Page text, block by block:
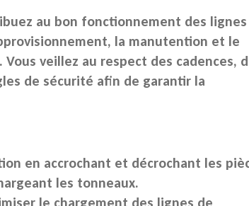
au bon fonctionnement des
la manutention et le
veillez au respect des cadences,
de sécurité afin de garantir la
en accrochant et décrochant les
les tonneaux.
le chargement des lignes de